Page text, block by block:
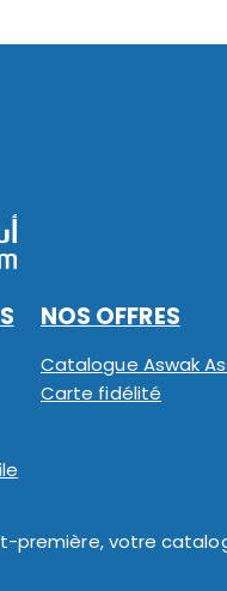
NOS OFFRES
Catalogue Aswak
Carte fidélité
première, votre